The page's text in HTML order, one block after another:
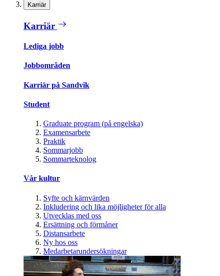
Karriär
Karriär
Lediga jobb
Jobbområden
Karriär på Sandvik
Student
Graduate program (på engelska)
Examensarbete
Praktik
Sommarjobb
Sommarteknolog
Vår kultur
Syfte och kärnvärden
Inkludering och lika möjligheter för alla
Utvecklas med oss
Ersättning och förmåner
Distansarbete
Ny hos oss
Medarbetarundersökningar